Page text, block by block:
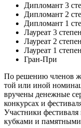
Дипломант 3
Дипломант 2
Дипломант 1
Лауреат 3
Лауреат 2
Лауреат 1
Гран-При
По решению членов
той или иной
вручены денежные
конкурсах и
Участники
кубками и